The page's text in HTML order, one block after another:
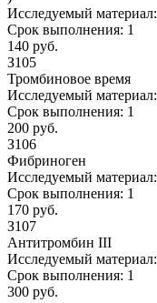
Исследуемый материал:
Срок выполнения: 1
140 руб.
З105
Тромбиновое время
Исследуемый материал:
Срок выполнения: 1
200 руб.
З106
Фибриноген
Исследуемый материал:
Срок выполнения: 1
170 руб.
З107
Антитромбин III
Исследуемый материал:
Срок выполнения: 1
300 руб.